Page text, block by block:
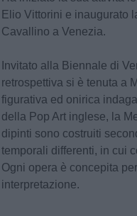
Elio Vittorini e inaugurato
Cavallino a Venezia.
Invitato alla Biennale di
retrospettiva si è tenuta a
figurativa ed onirica
della Pop Art inglese, la
dipinti sono costruiti
temporali differenti, in cui
Ogni opera è concepita
interpretazione.